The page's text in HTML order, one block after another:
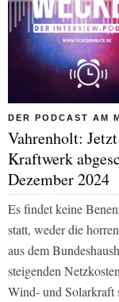
DER PODCAST AM
Vahrenholt:
Kraftwerk
Dezember 2024
Es findet keine
statt, weder die
aus dem
steigenden
Wind- und Solarkraft